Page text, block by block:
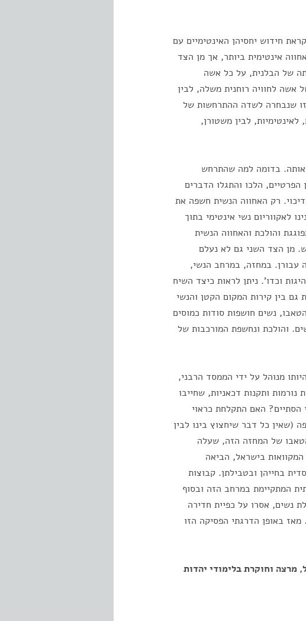
חידוש יחסיהן האינטימיים עם
אינטימית ביותר, אך מן הצד
של הבלנית, על כל אשה
אשה לחוויה רוחנית משלה, לבין
זו שנבחרה לשדה ההתרחשות של
לבין משטורן,
אותה. בדומה למה שהתרחש
הלכו והתגלו הדברים
רק האחווה הנשית חשפה את
לאקווריום נשי אינטימי בתוך
והולכת והאחווה הנשית
מן הצד השני גם לא נעלם
עבורן. במחזה, במרחב הנשי,
וכדו'. ניתן לראות כיצד השיח
בין קירות המקום הקטן והנשי
נשים חושפות סודות כמוסים
והולכת ונחשפת המורכבות של
מנוהל על ידי הממסד הרבני,
ותקנות דכאניות, שחייבו
האם התקלחת כראוי
(שאין כל דבר שיחצוץ בינו לבין
של המחזה הזה, שעלה
המקוואות בישראל, הביאה
בחייהן ובטבילתן. קבוצות
המתקיימת במרחב הזה ובסוף
נשים, אסרו על כפיית חדירה
באופן הדרגתי הפסיקה הזו
וחוקרת בלימודי יהדות